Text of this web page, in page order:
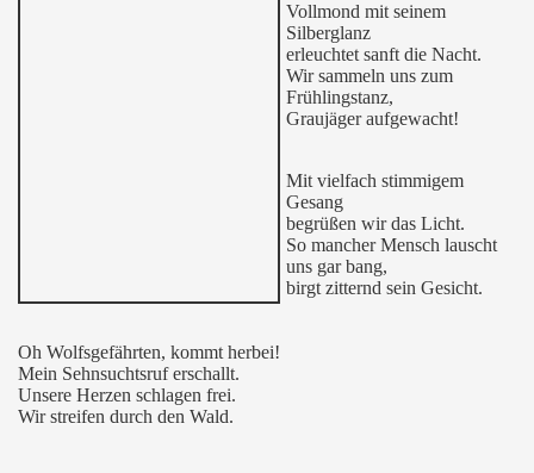
Vollmond mit seinem
Silberglanz
erleuchtet sanft die Nacht.
Wir sammeln uns zum
Frühlingstanz,
Graujäger aufgewacht!
Mit vielfach stimmigem
Gesang
begrüßen wir das Licht.
So mancher Mensch lauscht
uns gar bang,
birgt zitternd sein Gesicht.
Oh Wolfsgefährten, kommt herbei!
Mein Sehnsuchtsruf erschallt.
Unsere Herzen schlagen frei.
Wir streifen durch den Wald.